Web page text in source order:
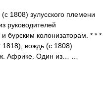
1808) зулусского племени
руководителей
бурским колонизаторам. * * *
вождь (с 1808)
Африке. Один из… …